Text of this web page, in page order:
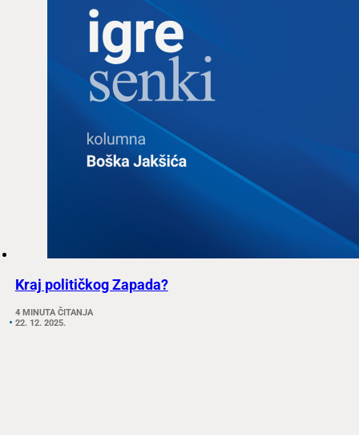
Kraj političkog Zapada?
4 MINUTA ČITANJA
22. 12. 2025.